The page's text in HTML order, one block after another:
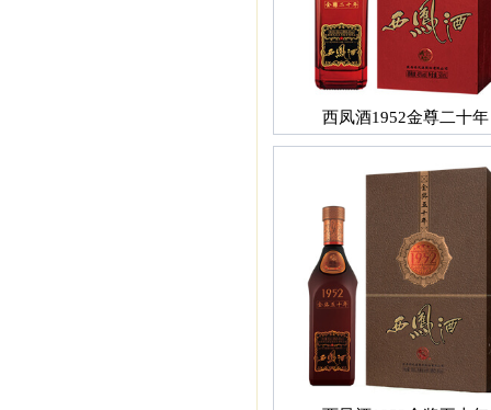
西凤酒1952金尊二十年